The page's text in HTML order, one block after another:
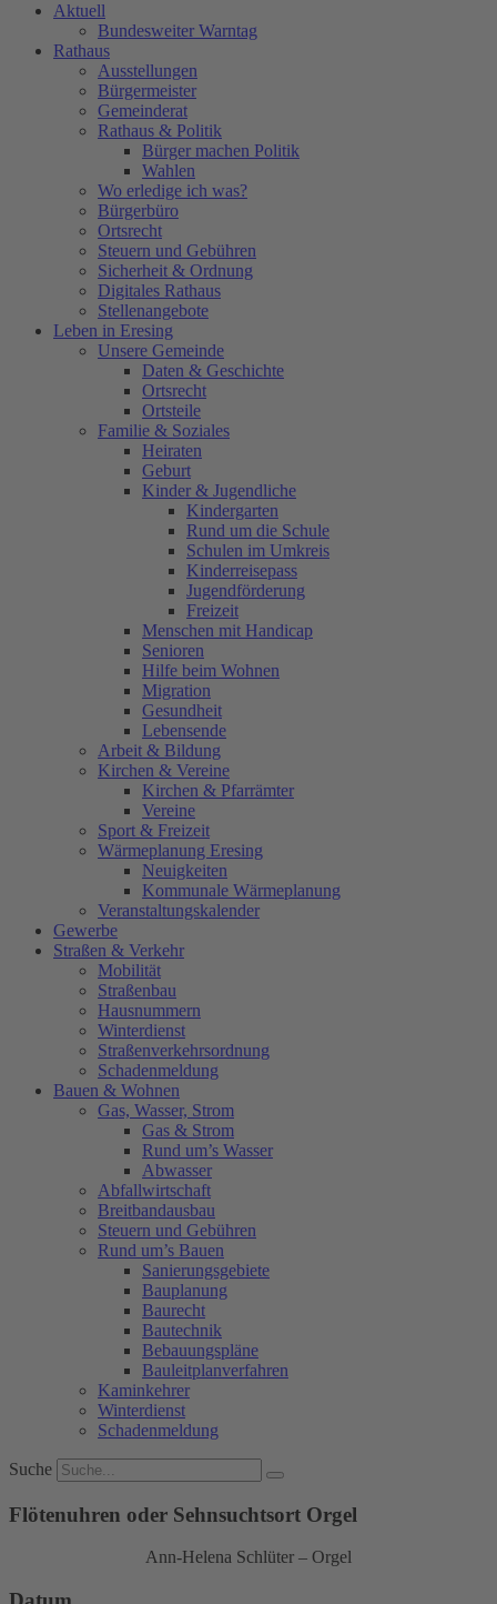
Aktuell
Bundesweiter Warntag
Rathaus
Ausstellungen
Bürgermeister
Gemeinderat
Rathaus & Politik
Bürger machen Politik
Wahlen
Wo erledige ich was?
Bürgerbüro
Ortsrecht
Steuern und Gebühren
Sicherheit & Ordnung
Digitales Rathaus
Stellenangebote
Leben in Eresing
Unsere Gemeinde
Daten & Geschichte
Ortsrecht
Ortsteile
Familie & Soziales
Heiraten
Geburt
Kinder & Jugendliche
Kindergarten
Rund um die Schule
Schulen im Umkreis
Kinderreisepass
Jugendförderung
Freizeit
Menschen mit Handicap
Senioren
Hilfe beim Wohnen
Migration
Gesundheit
Lebensende
Arbeit & Bildung
Kirchen & Vereine
Kirchen & Pfarrämter
Vereine
Sport & Freizeit
Wärmeplanung Eresing
Neuigkeiten
Kommunale Wärmeplanung
Veranstaltungskalender
Gewerbe
Straßen & Verkehr
Mobilität
Straßenbau
Hausnummern
Winterdienst
Straßenverkehrsordnung
Schadenmeldung
Bauen & Wohnen
Gas, Wasser, Strom
Gas & Strom
Rund um’s Wasser
Abwasser
Abfallwirtschaft
Breitbandausbau
Steuern und Gebühren
Rund um’s Bauen
Sanierungsgebiete
Bauplanung
Baurecht
Bautechnik
Bebauungspläne
Bauleitplanverfahren
Kaminkehrer
Winterdienst
Schadenmeldung
Suche
Flötenuhren oder Sehnsuchtsort Orgel
Ann-Helena Schlüter – Orgel